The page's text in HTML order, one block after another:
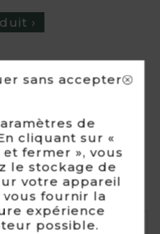
sans accepter
de
cliquant sur «
fermer », vous
le stockage de
votre appareil
vous fournir la
expérience
possible.
›